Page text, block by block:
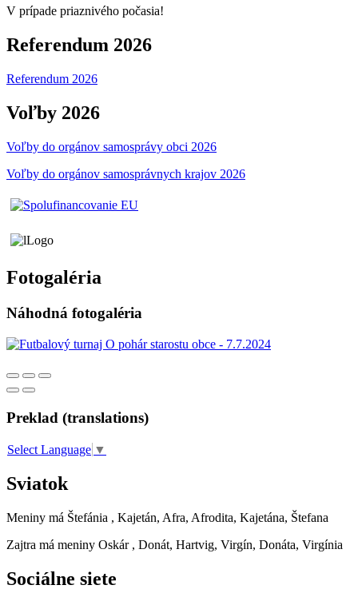
V prípade priaznivého počasia!
Referendum 2026
Referendum 2026
Voľby 2026
Voľby do orgánov samosprávy obci 2026
Voľby do orgánov samosprávnych krajov 2026
Fotogaléria
Náhodná fotogaléria
Preklad (translations)
Select Language ▼
Sviatok
Meniny má Štefánia , Kajetán, Afra, Afrodita, Kajetána, Štefana
Zajtra má meniny Oskár , Donát, Hartvig, Virgín, Donáta, Virgínia
Sociálne siete